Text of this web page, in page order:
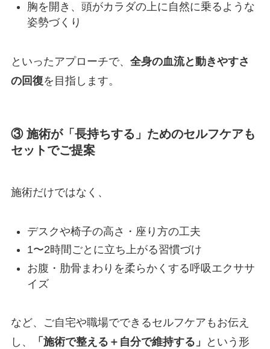
胸を開き、頭がカラダの上に自然に乗るような
姿勢づくり
といったアプローチで、 全身の血流と動きやすさ
の回復を目指します。
③ 施術が「長持ちする」ためのセルフケアも
セットでご提案
施術だけではなく、
デスクや椅子の高さ・座り方の工夫
1〜2時間ごとに立ち上がる習慣づけ
お腹・肋骨まわりを柔らかくする呼吸エクササ
イズ
など、ご自宅や職場でできるセルフケアもお伝え
し、
「施術で整える＋自分で維持する」
という形